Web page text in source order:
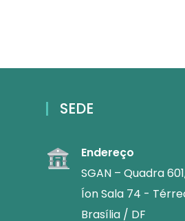
SEDE
Endereço
SGAN – Quadra
Íon Sala 74 -
Brasília / DF